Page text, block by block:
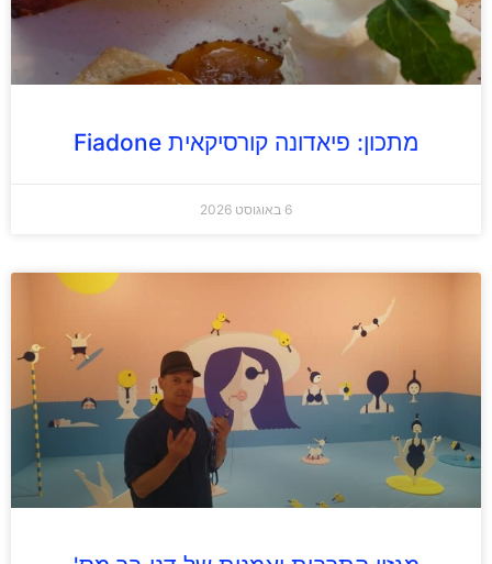
מתכון: פיאדונה קורסיקאית Fiadone
6 באוגוסט 2026